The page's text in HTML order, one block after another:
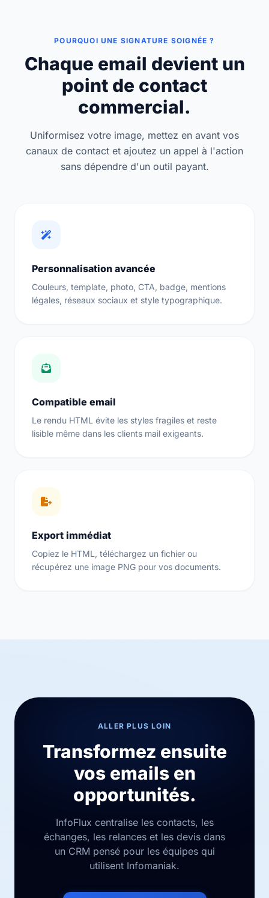
POURQUOI UNE SIGNATURE SOIGNÉE ?
Chaque email devient un
point de contact
commercial.
Uniformisez votre image, mettez en avant vos
canaux de contact et ajoutez un appel à l'action
sans dépendre d'un outil payant.
Personnalisation avancée
Couleurs, template, photo, CTA, badge, mentions
légales, réseaux sociaux et style typographique.
Compatible email
Le rendu HTML évite les styles fragiles et reste
lisible même dans les clients mail exigeants.
Export immédiat
Copiez le HTML, téléchargez un fichier ou
récupérez une image PNG pour vos documents.
ALLER PLUS LOIN
Transformez ensuite
vos emails en
opportunités.
InfoFlux centralise les contacts, les
échanges, les relances et les devis dans
un CRM pensé pour les équipes qui
utilisent Infomaniak.